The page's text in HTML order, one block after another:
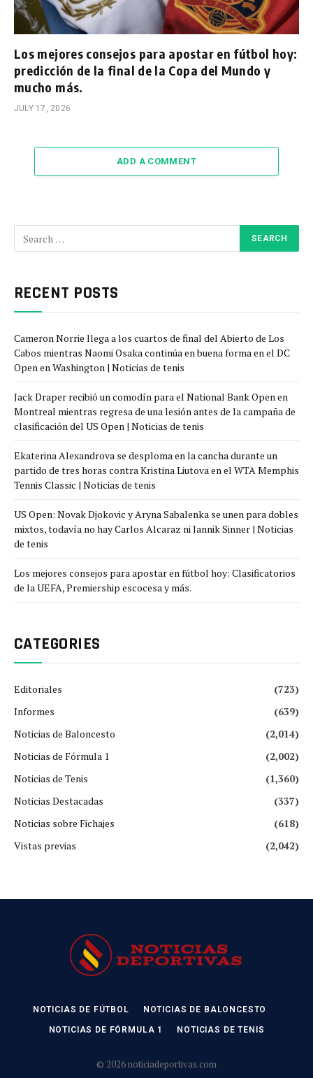
Los mejores consejos para apostar en fútbol hoy:
predicción de la final de la Copa del Mundo y
mucho más.
JULY 17, 2026
ADD A COMMENT
RECENT POSTS
Cameron Norrie llega a los cuartos de final del Abierto de Los
Cabos mientras Naomi Osaka continúa en buena forma en el DC
Open en Washington | Noticias de tenis
Jack Draper recibió un comodín para el National Bank Open en
Montreal mientras regresa de una lesión antes de la campaña de
clasificación del US Open | Noticias de tenis
Ekaterina Alexandrova se desploma en la cancha durante un
partido de tres horas contra Kristina Liutova en el WTA Memphis
Tennis Classic | Noticias de tenis
US Open: Novak Djokovic y Aryna Sabalenka se unen para dobles
mixtos, todavía no hay Carlos Alcaraz ni Jannik Sinner | Noticias
de tenis
Los mejores consejos para apostar en fútbol hoy: Clasificatorios
de la UEFA, Premiership escocesa y más.
CATEGORIES
Editoriales
(723)
Informes
(639)
Noticias de Baloncesto
(2,014)
Noticias de Fórmula 1
(2,002)
Noticias de Tenis
(1,360)
Noticias Destacadas
(337)
Noticias sobre Fichajes
(618)
Vistas previas
(2,042)
NOTICIAS DE FÚTBOL NOTICIAS DE BALONCESTO
NOTICIAS DE FÓRMULA 1 NOTICIAS DE TENIS
© 2026 noticiadeportivas.com